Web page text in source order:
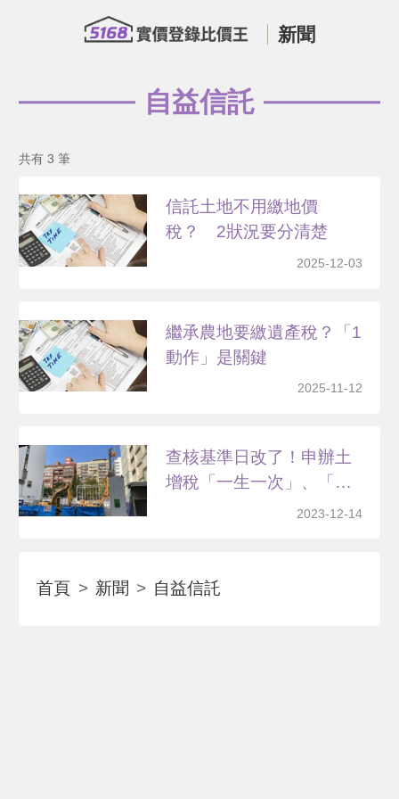
新聞
自益信託
共有 3 筆
信託土地不用繳地價
稅？ 2狀況要分清楚
2025-12-03
繼承農地要繳遺產稅？「1
動作」是關鍵
2025-11-12
查核基準日改了！申辦土
增稅「一生一次」、「一
2023-12-14
首頁 新聞 自益信託